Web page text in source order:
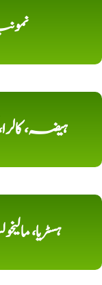
ہیضہ،
ہسٹریا،